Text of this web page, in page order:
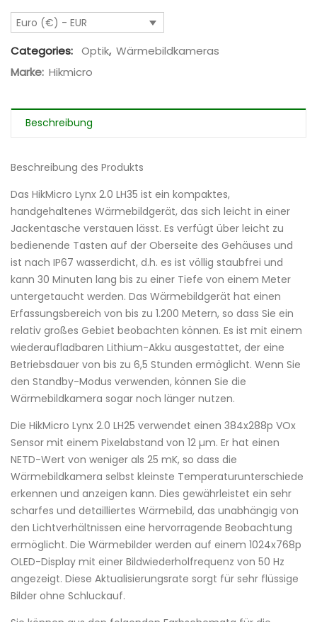
Euro (€) - EUR
Categories: Optik, Wärmebildkameras
Marke: Hikmicro
Beschreibung
Beschreibung des Produkts
Das HikMicro Lynx 2.0 LH35 ist ein kompaktes,
handgehaltenes Wärmebildgerät, das sich leicht in einer
Jackentasche verstauen lässt. Es verfügt über leicht zu
bedienende Tasten auf der Oberseite des Gehäuses und
ist nach IP67 wasserdicht, d.h. es ist völlig staubfrei und
kann 30 Minuten lang bis zu einer Tiefe von einem Meter
untergetaucht werden. Das Wärmebildgerät hat einen
Erfassungsbereich von bis zu 1.200 Metern, so dass Sie ein
relativ großes Gebiet beobachten können. Es ist mit einem
wiederaufladbaren Lithium-Akku ausgestattet, der eine
Betriebsdauer von bis zu 6,5 Stunden ermöglicht. Wenn Sie
den Standby-Modus verwenden, können Sie die
Wärmebildkamera sogar noch länger nutzen.
Die HikMicro Lynx 2.0 LH25 verwendet einen 384x288p VOx
Sensor mit einem Pixelabstand von 12 µm. Er hat einen
NETD-Wert von weniger als 25 mK, so dass die
Wärmebildkamera selbst kleinste Temperaturunterschiede
erkennen und anzeigen kann. Dies gewährleistet ein sehr
scharfes und detailliertes Wärmebild, das unabhängig von
den Lichtverhältnissen eine hervorragende Beobachtung
ermöglicht. Die Wärmebilder werden auf einem 1024x768p
OLED-Display mit einer Bildwiederholfrequenz von 50 Hz
angezeigt. Diese Aktualisierungsrate sorgt für sehr flüssige
Bilder ohne Schluckauf.